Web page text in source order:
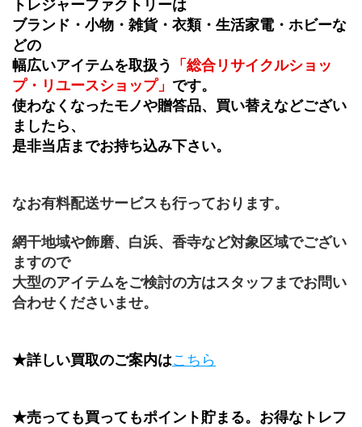
トレジャーファクトリーは
ブランド・小物・雑貨・衣類・生活家電・ホビーな
どの
幅広いアイテムを取扱う
「総合リサイクルショッ
プ・リユースショップ」 です。
使わなくなったモノや贈答品、買い替えなどござい
ましたら、
是非当店までお持ち込み下さい。
なお有料配送サービスも行っております。
網干地域や飾磨、白浜、香寺など対象区域でござい
ますので
大型のアイテムをご検討の方はスタッフまでお問い
合わせくださいませ。
★詳しい買取のご案内はこちら
★売っても買ってもポイント貯まる。お得なトレフ